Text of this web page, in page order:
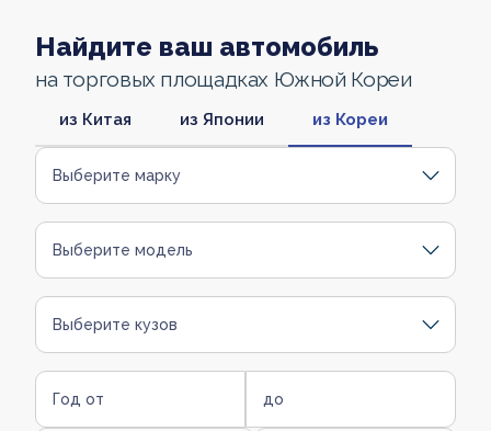
Найдите ваш автомобиль
на торговых площадках Южной Кореи
из Китая из Японии из Кореи
Выберите марку
Выберите модель
Выберите кузов
Год от до